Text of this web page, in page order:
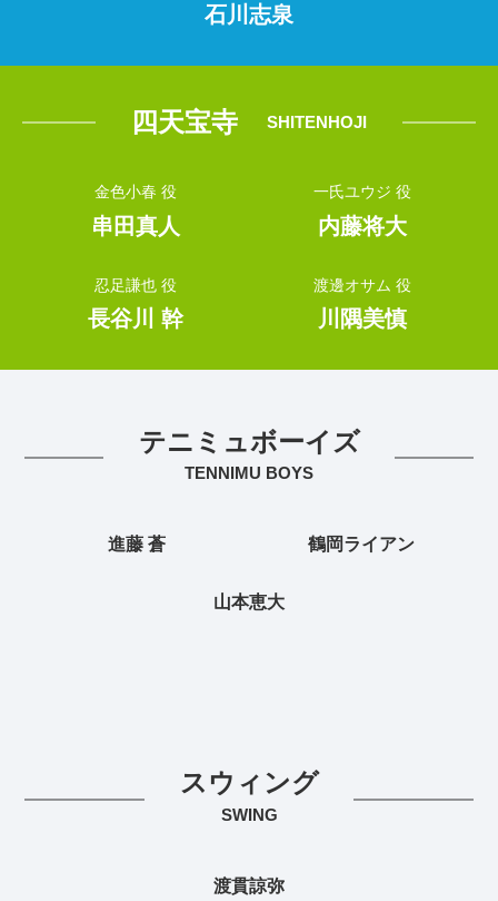
石川志泉
四天宝寺 SHITENHOJI
金色小春 役
串田真人
一氏ユウジ 役
内藤将大
忍足謙也 役
長谷川 幹
渡邊オサム 役
川隅美慎
テニミュボーイズ
TENNIMU BOYS
進藤 蒼 鶴岡ライアン
山本恵大
スウィング
SWING
渡貫諒弥